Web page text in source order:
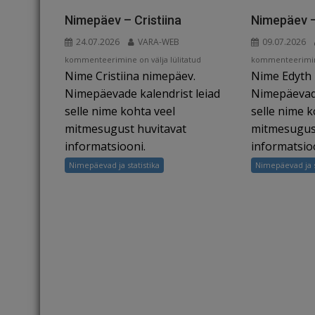
k
Nimepäev – Cristiina
24.07.2026 VARA-WEB
Nimepäev
–
Cristiina
kommenteerimine on välja lülitatud
Nime Cristiina nimepäev.
Nimepäevade kalendrist leiad
selle nime kohta veel
mitmesugust huvitavat
informatsiooni.
Nimepäevad ja statistika
Nimepäev
09.07.2026
Nimepäev
–
Edyth
Nime Edyth
selle nime
Nimepäevad ja